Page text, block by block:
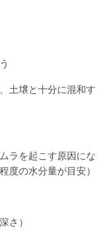
壌と十分に混和す
を起こす原因にな
度の水分量が目安）
）